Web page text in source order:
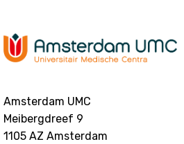
Amsterdam UMC
Meibergdreef 9
1105 AZ Amsterdam